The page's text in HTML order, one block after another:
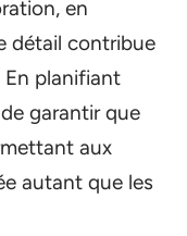
en
détail contribue
En planifiant
garantir que
aux
autant que les